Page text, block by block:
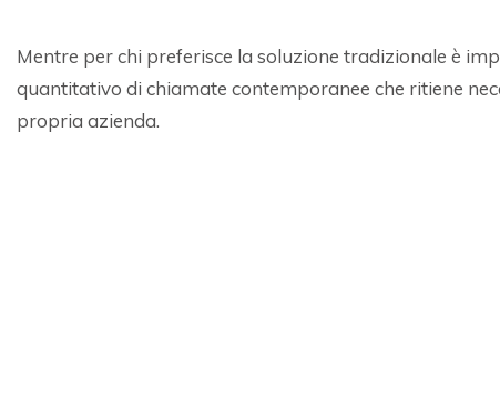
Mentre per chi preferisce la soluzione tradizionale è
quantitativo di chiamate contemporanee che ritiene
propria azienda.